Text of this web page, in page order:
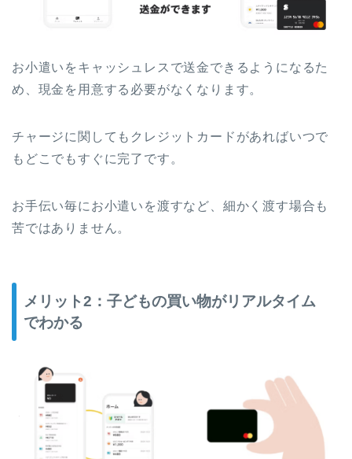
お小遣いをキャッシュレスで送金できるようになるた
め、現金を用意する必要がなくなります。
チャージに関してもクレジットカードがあればいつで
もどこでもすぐに完了です。
お手伝い毎にお小遣いを渡すなど、細かく渡す場合も
苦ではありません。
メリット2：子どもの買い物がリアルタイム
でわかる